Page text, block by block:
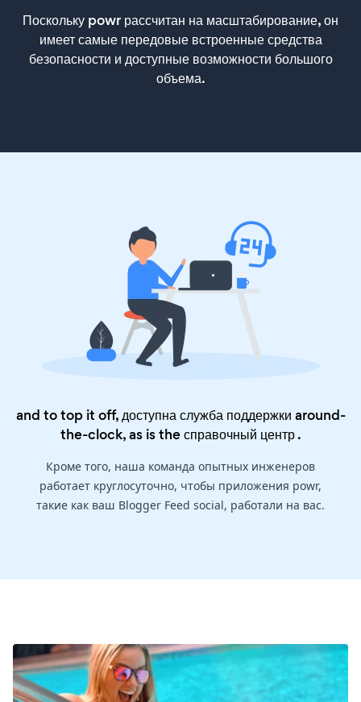
Поскольку powr рассчитан на масштабирование, он
имеет самые передовые встроенные средства
безопасности и доступные возможности большого
объема.
and to top it off, доступна служба поддержки around-
the-clock, as is theсправочный центр.
Кроме того, наша команда опытных инженеров
работает круглосуточно, чтобы приложения powr,
такие как ваш Blogger Feed social, работали на вас.